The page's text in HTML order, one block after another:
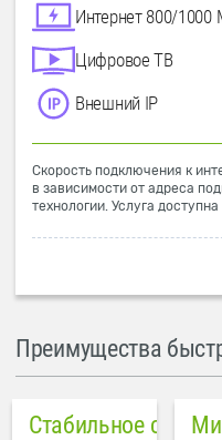
Интернет 800/1000
Цифровое ТВ
Внешний IP
Скорость подключения к
в зависимости от адреса
технологии. Услуга
Преимущества
Стабильное